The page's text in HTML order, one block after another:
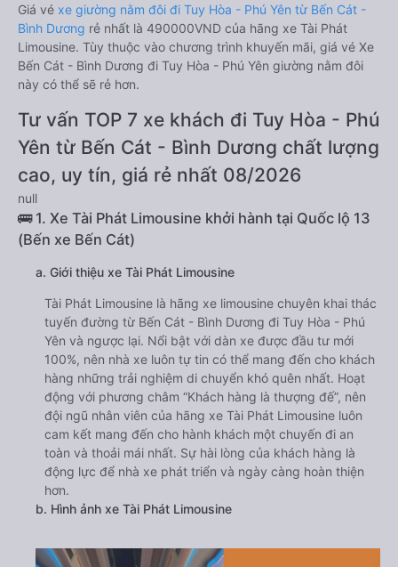
Giá vé xe giường nằm đôi đi Tuy Hòa - Phú Yên từ Bến Cát -
Bình Dương rẻ nhất là 490000VND của hãng xe Tài Phát
Limousine. Tùy thuộc vào chương trình khuyến mãi, giá vé Xe
Bến Cát - Bình Dương đi Tuy Hòa - Phú Yên giường nằm đôi
này có thể sẽ rẻ hơn.
Tư vấn TOP 7 xe khách đi Tuy Hòa - Phú
Yên từ Bến Cát - Bình Dương chất lượng
cao, uy tín, giá rẻ nhất 08/2026
null
🚌 1. Xe Tài Phát Limousine khởi hành tại Quốc lộ 13
(Bến xe Bến Cát)
a. Giới thiệu xe Tài Phát Limousine
Tài Phát Limousine là hãng xe limousine chuyên khai thác
tuyến đường từ Bến Cát - Bình Dương đi Tuy Hòa - Phú
Yên và ngược lại. Nổi bật với dàn xe được đầu tư mới
100%, nên nhà xe luôn tự tin có thể mang đến cho khách
hàng những trải nghiệm di chuyển khó quên nhất. Hoạt
động với phương châm “Khách hàng là thượng đế”, nên
đội ngũ nhân viên của hãng xe Tài Phát Limousine luôn
cam kết mang đến cho hành khách một chuyến đi an
toàn và thoải mái nhất. Sự hài lòng của khách hàng là
động lực để nhà xe phát triển và ngày càng hoàn thiện
hơn.
b. Hình ảnh xe Tài Phát Limousine